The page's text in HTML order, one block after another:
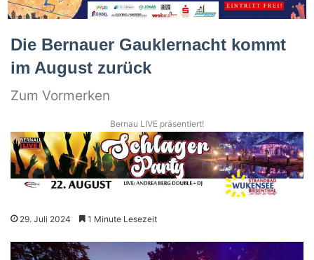
Die Bernauer Gauklernacht kommt
im August zurück
Zum Vormerken
Bernau LIVE präsentiert!
29. Juli 2024 1 Minute Lesezeit